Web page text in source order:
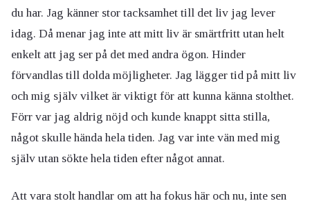
du har. Jag känner stor tacksamhet till det liv jag lever
idag. Då menar jag inte att mitt liv är smärtfritt utan helt
enkelt att jag ser på det med andra ögon. Hinder
förvandlas till dolda möjligheter. Jag lägger tid på mitt liv
och mig själv vilket är viktigt för att kunna känna stolthet.
Förr var jag aldrig nöjd och kunde knappt sitta stilla,
något skulle hända hela tiden. Jag var inte vän med mig
själv utan sökte hela tiden efter något annat.
Att vara stolt handlar om att ha fokus här och nu, inte sen